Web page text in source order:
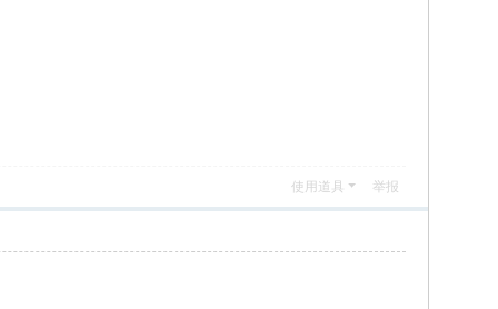
使用道具 举报